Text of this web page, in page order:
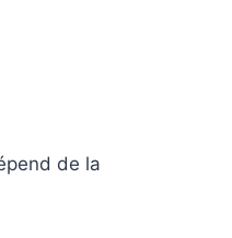
de la